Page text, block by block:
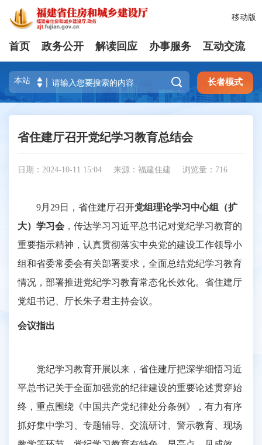
移动版
首页 政务公开 解读回应 办事服务 互动交流
 长者模式
省住建厅召开党纪学习教育总结会
日期：2024-10-11 15:04 来源：福建住建 浏览量： 716
9月29日，省住建厅召开党组理论学习中心组（扩
大）学习会 ，传达学习习近平总书记对党纪学习教育的
重要指示精神，认真贯彻落实中央党的建设工作领导小
组和省委常委会有关部署要求，全面总结党纪学习教育
情况，部署推进党纪学习教育常态化长效化。省住建厅
党组书记、厅长朱子君主持会议。
会议指出
党纪学习教育开展以来，省住建厅把深学细悟习近
平总书记关于全面加强党的纪律建设的重要论述贯穿始
终，重点围绕《中国共产党纪律处分条例》，有力有序
抓好集中学习、专题辅导、交流研讨、警示教育、现场